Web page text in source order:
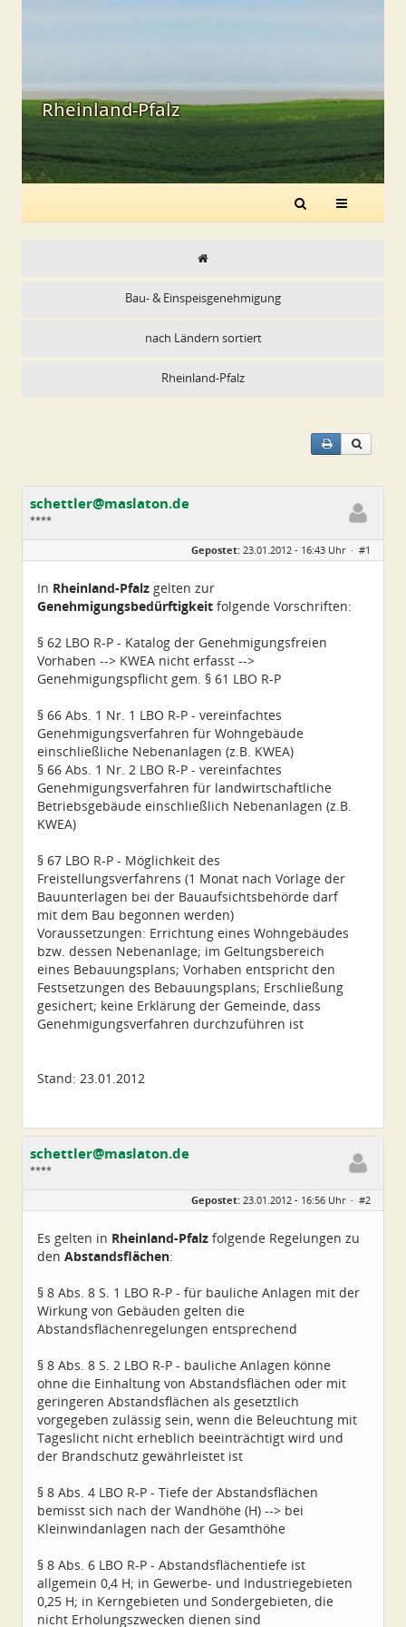
Rheinland-Pfalz
Bau- & Einspeisgenehmigung
nach Ländern sortiert
Rheinland-Pfalz
schettler@maslaton.de
****
Geschlecht:
Homepage:
maslaton.de
Dabei seit:
03 / 2011
Gepostet: 23.01.2012 - 16:43 Uhr · #1
In Rheinland-Pfalz gelten zur
Genehmigungsbedürftigkeit folgende Vorschriften:
§ 62 LBO R-P - Katalog der Genehmigungsfreien
Vorhaben --> KWEA nicht erfasst -->
Genehmigungspflicht gem. § 61 LBO R-P
§ 66 Abs. 1 Nr. 1 LBO R-P - vereinfachtes
Genehmigungsverfahren für Wohngebäude
einschließliche Nebenanlagen (z.B. KWEA)
§ 66 Abs. 1 Nr. 2 LBO R-P - vereinfachtes
Genehmigungsverfahren für landwirtschaftliche
Betriebsgebäude einschließlich Nebenanlagen (z.B.
KWEA)
§ 67 LBO R-P - Möglichkeit des
Freistellungsverfahrens (1 Monat nach Vorlage der
Bauunterlagen bei der Bauaufsichtsbehörde darf
mit dem Bau begonnen werden)
Voraussetzungen: Errichtung eines Wohngebäudes
bzw. dessen Nebenanlage; im Geltungsbereich
eines Bebauungsplans; Vorhaben entspricht den
Festsetzungen des Bebauungsplans; Erschließung
gesichert; keine Erklärung der Gemeinde, dass
Genehmigungsverfahren durchzuführen ist
Stand: 23.01.2012
schettler@maslaton.de
****
Homepage:
maslaton.de
Dabei seit:
03 / 2011
Gepostet: 23.01.2012 - 16:56 Uhr · #2
Es gelten in Rheinland-Pfalz folgende Regelungen zu
den Abstandsflächen:
§ 8 Abs. 8 S. 1 LBO R-P - für bauliche Anlagen mit der
Wirkung von Gebäuden gelten die
Abstandsflächenregelungen entsprechend
§ 8 Abs. 8 S. 2 LBO R-P - bauliche Anlagen könne
ohne die Einhaltung von Abstandsflächen oder mit
geringeren Abstandsflächen als gesetztlich
vorgegeben zulässig sein, wenn die Beleuchtung mit
Tageslicht nicht erheblich beeinträchtigt wird und
der Brandschutz gewährleistet ist
§ 8 Abs. 4 LBO R-P - Tiefe der Abstandsflächen
bemisst sich nach der Wandhöhe (H) --> bei
Kleinwindanlagen nach der Gesamthöhe
§ 8 Abs. 6 LBO R-P - Abstandsflächentiefe ist
allgemein 0,4 H; in Gewerbe- und Industriegebieten
0,25 H; in Kerngebieten und Sondergebieten, die
nicht Erholungszwecken dienen sind